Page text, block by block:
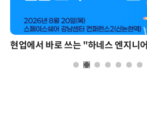
현업에서 바로 쓰는 "하네스 엔지니